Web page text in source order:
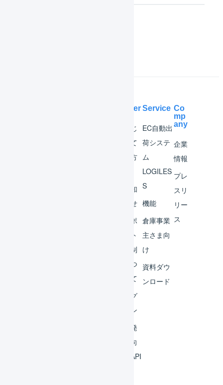
Help Center
はじ
めて
の方
お知
らせ
サポ
ート
体制
につ
いて
ログ
イン
開発
者向
けAPI
Service
EC自動出
荷システ
ム
LOGILES
S
機能
倉庫事業
主さま向
け
資料ダウ
ンロード
Co
mp
any
企業
情報
プレ
スリ
リー
ス